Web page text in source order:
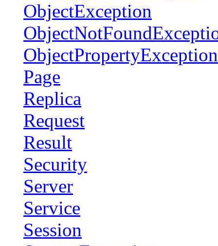
ObjectException
ObjectPropertyException
Page
Replica
Request
Result
Security
Server
Service
Session